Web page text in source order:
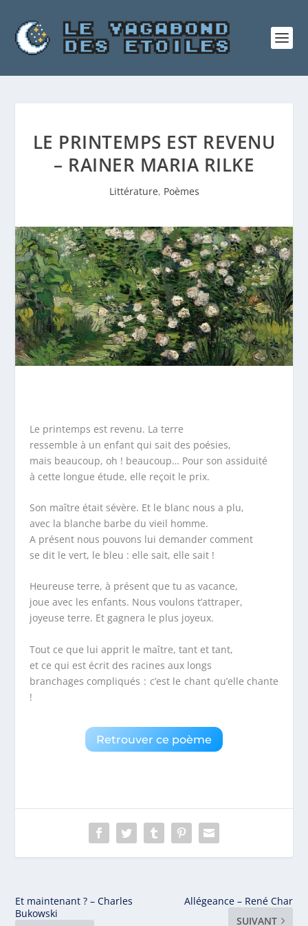
LE PRINTEMPS EST REVENU
– RAINER MARIA RILKE
Littérature, Poèmes
Le printemps est revenu. La terre
ressemble à un enfant qui sait des poésies,
mais beaucoup, oh ! beaucoup… Pour son assiduité
à cette longue étude, elle reçoit le prix.
Son maître était sévère. Et le blanc nous a plu,
avec la blanche barbe du vieil homme.
A présent nous pouvons lui demander comment
se dit le vert, le bleu : elle sait, elle sait !
Heureuse terre, à présent que tu as vacance,
joue avec les enfants. Nous voulons t’attraper,
joyeuse terre. Et gagnera le plus joyeux.
Tout ce que lui apprit le maître, tant et tant,
et ce qui est écrit des racines aux longs
branchages compliqués : c’est le chant qu’elle chante
!
Retrouver ce poème
Et maintenant ? – Charles
Bukowski
Allégeance – René Char
SUIVANT